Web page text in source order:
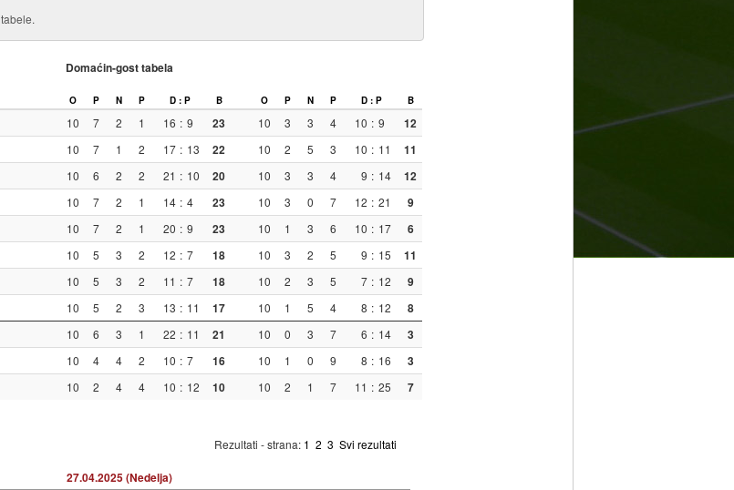
Domaćin-gost tabela
O P N P D : P B O P N P D : P B
10 7 2 1 16 : 9 23 10 3 3 4 10 : 9 12
10 7 1 2 17 : 13 22 10 2 5 3 10 : 11 11
10 6 2 2 21 : 10 20 10 3 3 4 9 : 14 12
10 7 2 1 14 : 4 23 10 3 0 7 12 : 21 9
10 7 2 1 20 : 9 23 10 1 3 6 10 : 17 6
10 5 3 2 12 : 7 18 10 3 2 5 9 : 15 11
10 5 3 2 11 : 7 18 10 2 3 5 7 : 12 9
10 5 2 3 13 : 11 17 10 1 5 4 8 : 12 8
10 6 3 1 22 : 11 21 10 0 3 7 6 : 14 3
10 4 4 2 10 : 7 16 10 1 0 9 8 : 16 3
10 2 4 4 10 : 12 10 10 2 1 7 11 : 25 7
Rezultati - strana: 1 2 3 Svi rezultati
27.04.2025 (Nedelja)